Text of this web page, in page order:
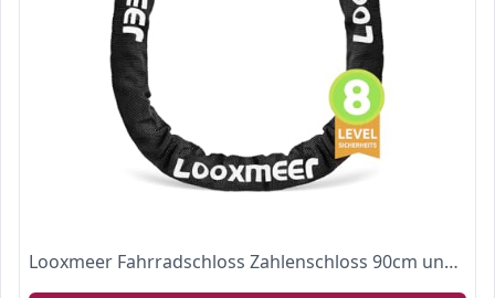
Looxmeer Fahrradschloss Zahlenschloss 90cm und Hoher Sicherheitsstufe, Fahrrad Kettenschloss mit Gehärteter Stahlkettenglieder und 5-stelligem Zahlencode,Schwarz